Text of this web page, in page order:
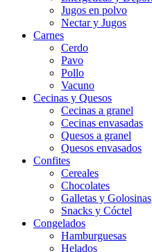
Jugos en polvo
Nectar y Jugos
Carnes
Cerdo
Pavo
Pollo
Vacuno
Cecinas y Quesos
Cecinas a granel
Cecinas envasadas
Quesos a granel
Quesos envasados
Confites
Cereales
Chocolates
Galletas y Golosinas
Snacks y Cóctel
Congelados
Hamburguesas
Helados